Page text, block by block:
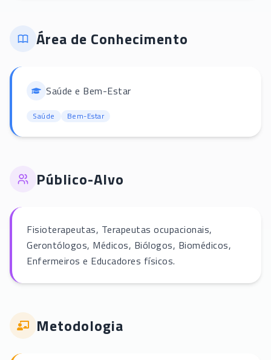
Área de Conhecimento
Saúde e Bem-Estar
Saúde Bem-Estar
Público-Alvo
Fisioterapeutas, Terapeutas ocupacionais,
Gerontólogos, Médicos, Biólogos, Biomédicos,
Enfermeiros e Educadores físicos.
Metodologia